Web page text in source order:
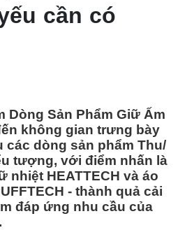
cần có
Dòng Sản Phẩm Giữ Ấm
không gian trưng bày
dòng sản phẩm Thu/
tượng, với điểm nhấn là
nhiệt HEATTECH và áo
- thành quả cải
đáp ứng nhu cầu của